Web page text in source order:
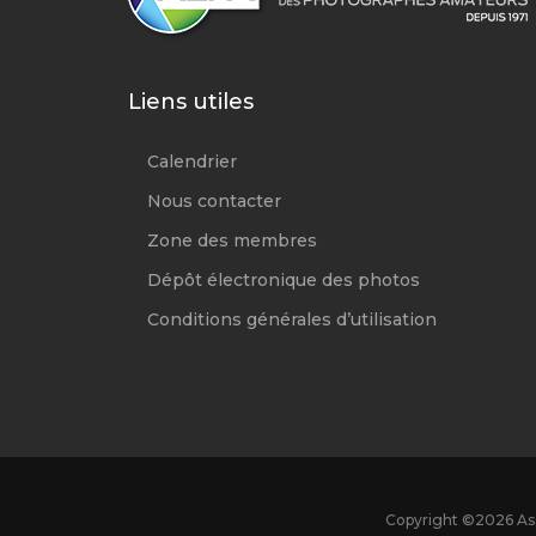
Liens utiles
Calendrier
Nous contacter
Zone des membres
Dépôt électronique des photos
Conditions générales d’utilisation
Copyright ©2026